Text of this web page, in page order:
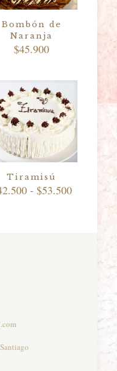
Bombón de
Naranja
$45.900
Tiramisú
- $53.500Rango
$53.500